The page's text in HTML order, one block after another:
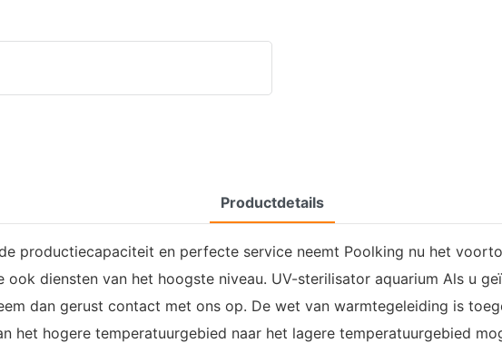
Productdetails
productiecapaciteit en perfecte service neemt Poolking nu het
diensten van het hoogste niveau. UV-sterilisator aquarium Als u
dan gerust contact met ons op. De wet van warmtegeleiding is
het hogere temperatuurgebied naar het lagere temperatuurgebied